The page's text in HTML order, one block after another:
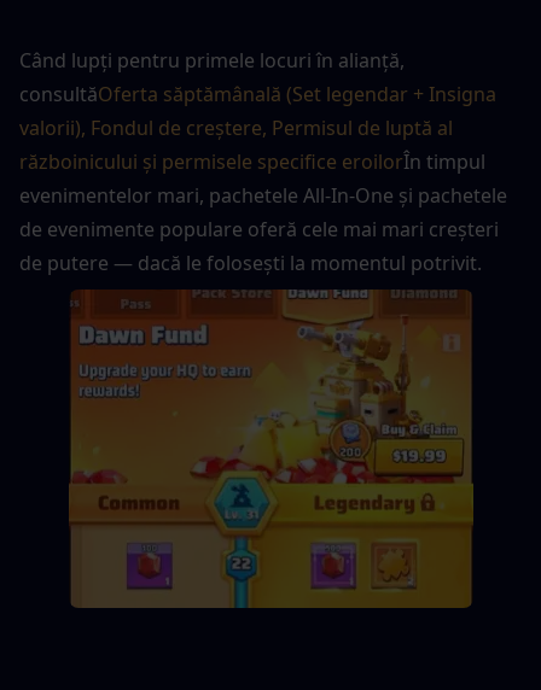
Când lupți pentru primele locuri în alianță,
consultăOferta săptămânală (Set legendar + Insigna
valorii), Fondul de creștere, Permisul de luptă al
războinicului și permisele specifice eroilorÎn timpul
evenimentelor mari, pachetele All-In-One și pachetele
de evenimente populare oferă cele mai mari creșteri
de putere — dacă le folosești la momentul potrivit.